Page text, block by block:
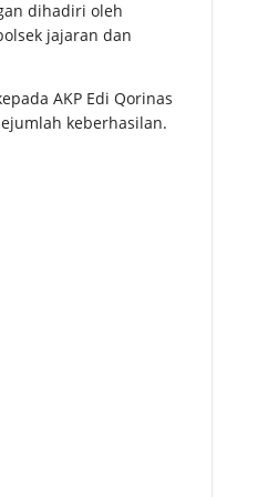
dihadiri oleh
jajaran dan
AKP Edi Qorinas
keberhasilan.